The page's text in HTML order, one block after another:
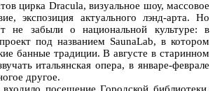
цирка Dracula, визуальное шоу, массовое
экспозиция актуального лэнд-арта. Но
не забыли о национальной культуре: в
под названием SaunaLab, в котором
банные традиции. В августе в старинном
итальянская опера, в январе-феврале
другое.